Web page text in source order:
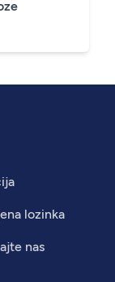
lozinka
nas